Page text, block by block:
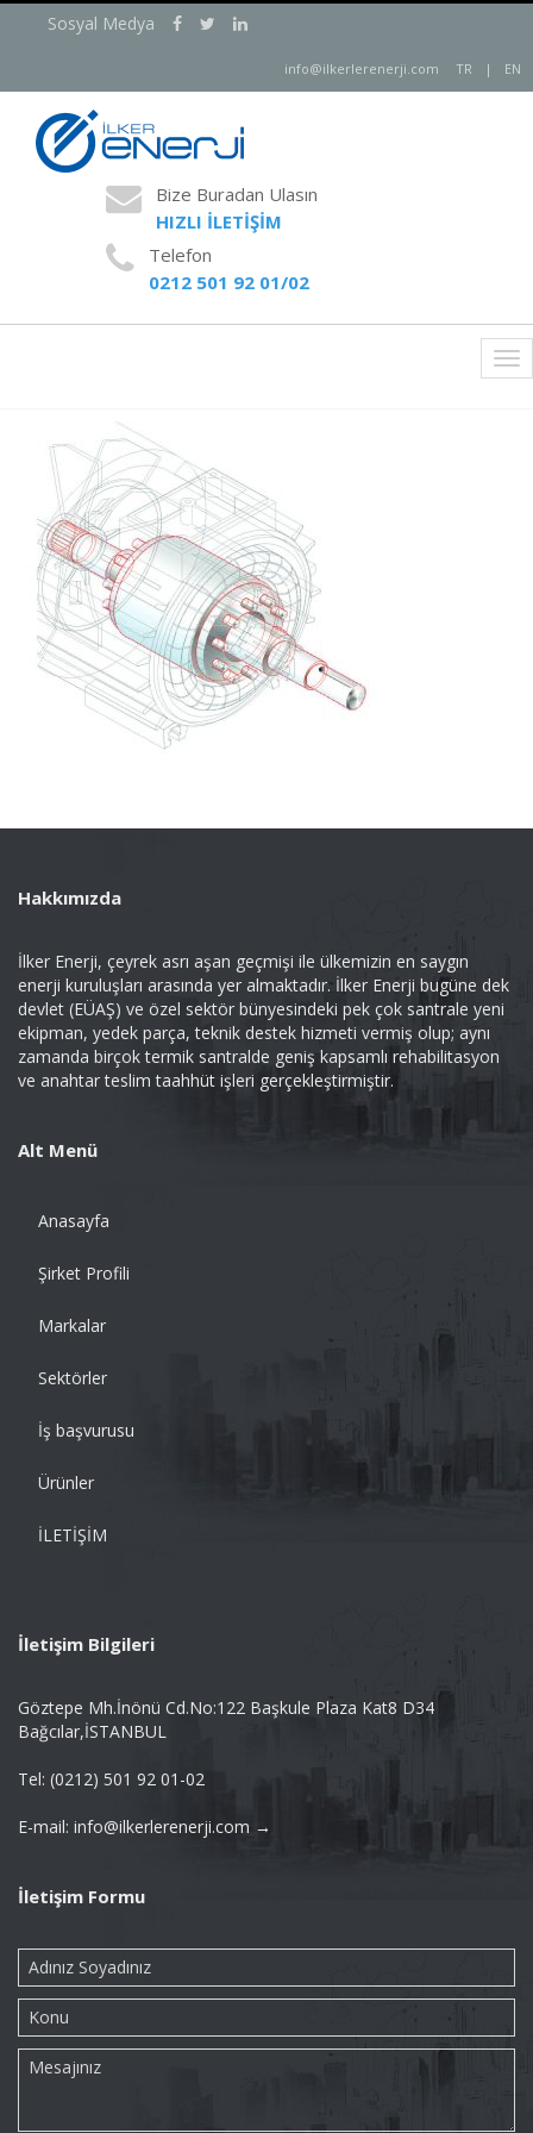
Sosyal Medya
info@ilkerlerenerji.com TR | EN
Bize Buradan Ulasın
HIZLI İLETİŞİM
Telefon
0212 501 92 01/02
Hakkımızda
İlker Enerji, çeyrek asrı aşan geçmişi ile ülkemizin en saygın
enerji kuruluşları arasında yer almaktadır. İlker Enerji bugüne dek
devlet (EÜAŞ) ve özel sektör bünyesindeki pek çok santrale yeni
ekipman, yedek parça, teknik destek hizmeti vermiş olup; aynı
zamanda birçok termik santralde geniş kapsamlı rehabilitasyon
ve anahtar teslim taahhüt işleri gerçekleştirmiştir.
Alt Menü
Anasayfa
Şirket Profili
Markalar
Sektörler
İş başvurusu
Ürünler
İLETİŞİM
İletişim Bilgileri
Göztepe Mh.İnönü Cd.No:122 Başkule Plaza Kat8 D34
Bağcılar,İSTANBUL
Tel: (0212) 501 92 01-02
E-mail: info@ilkerlerenerji.com →
İletişim Formu